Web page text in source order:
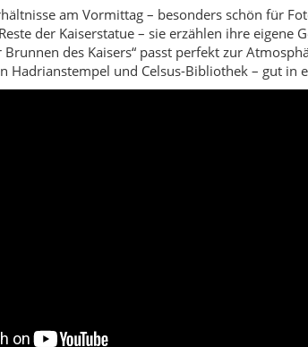
am Vormittag – besonders schön für
der Kaiserstatue – sie erzählen ihre eigene
Brunnen des Kaisers“ passt perfekt zur
Hadrianstempel und Celsus-Bibliothek – gut in